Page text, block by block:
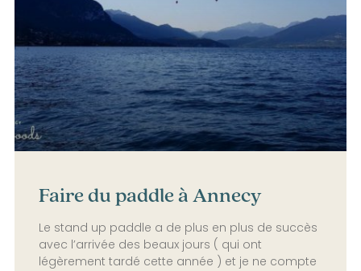
Faire du paddle à Annecy
Le stand up paddle a de plus en plus de succès
avec l’arrivée des beaux jours ( qui ont
légèrement tardé cette année ) et je ne compte